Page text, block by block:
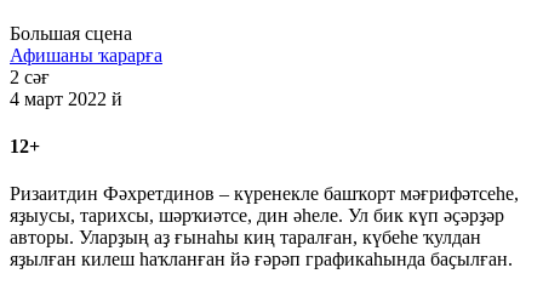
Большая сцена
Афишаны ҡарарға
2 сәғ
4 март 2022 й
12+
Ризаитдин Фәхретдинов – күренекле башҡорт мәғрифәтсеһе,
яҙыусы, тарихсы, шәрҡиәтсе, дин әһеле. Ул бик күп әҫәрҙәр
авторы. Уларҙың аҙ ғынаһы киң таралған, күбеһе ҡулдан
яҙылған килеш һаҡланған йә ғәрәп графикаһында баҫылған.